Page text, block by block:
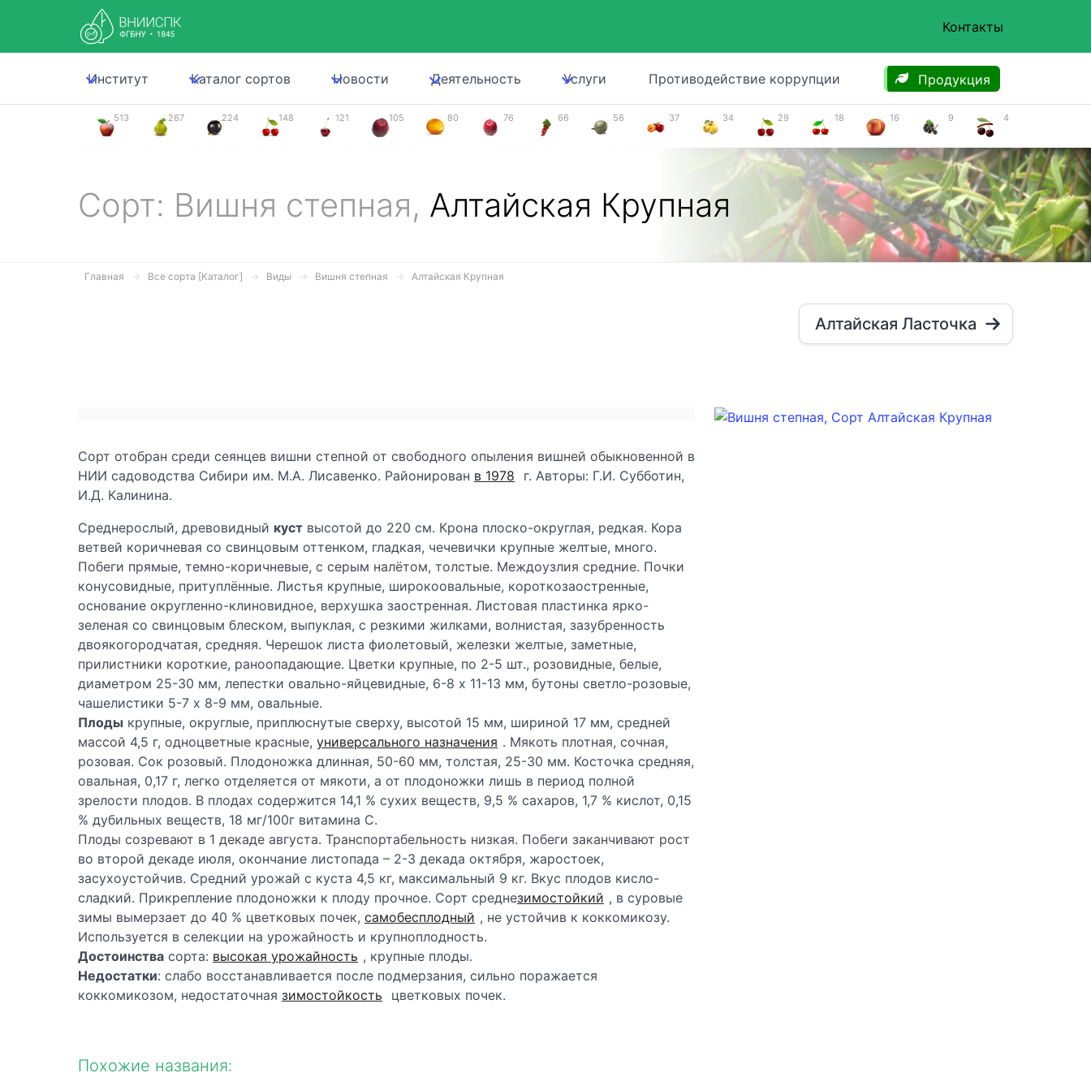
Контакты
Институт Каталог сортов Новости Деятельность Услуги Противодействие коррупции Продукция
513 267 224 148 121 105 80 76 66 56 37 34 29 18 16 9 4
Сорт: Вишня степная, Алтайская Крупная
Главная Все сорта [Каталог] Виды Вишня степная Алтайская Крупная
Алтайская Ласточка
Сорт отобран среди сеянцев вишни степной от свободного опыления вишней обыкновенной в
НИИ садоводства Сибири им. М.А. Лисавенко. Районирован в 1978
г. Авторы: Г.И. Субботин,
И.Д. Калинина.
Среднерослый, древовидный куст высотой до 220 см. Крона плоско-округлая, редкая. Кора
ветвей коричневая со свинцовым оттенком, гладкая, чечевички крупные желтые, много.
Побеги прямые, темно-коричневые, с серым налётом, толстые. Междоузлия средние. Почки
конусовидные, притуплённые. Листья крупные, широкоовальные, короткозаостренные,
основание округленно-клиновидное, верхушка заостренная. Листовая пластинка ярко-
зеленая со свинцовым блеском, выпуклая, с резкими жилками, волнистая, зазубренность
двоякогородчатая, средняя. Черешок листа фиолетовый, железки желтые, заметные,
прилистники короткие, раноопадающие. Цветки крупные, по 2-5 шт., розовидные, белые,
диаметром 25-30 мм, лепестки овально-яйцевидные, 6-8 х 11-13 мм, бутоны светло-розовые,
чашелистики 5-7 х 8-9 мм, овальные.
Плоды крупные, округлые, приплюснутые сверху, высотой 15 мм, шириной 17 мм, средней
массой 4,5 г, одноцветные красные, универсального назначения . Мякоть плотная, сочная,
розовая. Сок розовый. Плодоножка длинная, 50-60 мм, толстая, 25-30 мм. Косточка средняя,
овальная, 0,17 г, легко отделяется от мякоти, а от плодоножки лишь в период полной
зрелости плодов. В плодах содержится 14,1 % сухих веществ, 9,5 % сахаров, 1,7 % кислот, 0,15
% дубильных веществ, 18 мг/100г витамина С.
Плоды созревают в 1 декаде августа. Транспортабельность низкая. Побеги заканчивают рост
во второй декаде июля, окончание листопада – 2-3 декада октября, жаростоек,
засухоустойчив. Средний урожай с куста 4,5 кг, максимальный 9 кг. Вкус плодов кисло-
сладкий. Прикрепление плодоножки к плоду прочное. Сорт среднезимостойкий , в суровые
зимы вымерзает до 40 % цветковых почек, самобесплодный , не устойчив к коккомикозу.
Используется в селекции на урожайность и крупноплодность.
Достоинства сорта: высокая урожайность , крупные плоды.
Недостатки: слабо восстанавливается после подмерзания, сильно поражается
коккомикозом, недостаточная зимостойкость цветковых почек.
Похожие названия: